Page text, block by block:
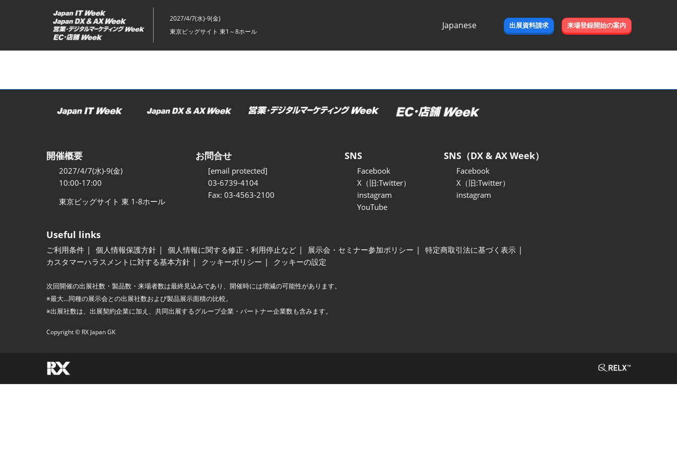
ッ
2027/4/7(水)-9(金)
東京ビッグサイト 東1～8ホール
Japanese
出展資料請求 来場登録開始の案内
開催概要
2027/4/7(水)-9(金)
10:00-17:00
東京ビッグサイト 東 1-8ホール
お問合せ
[email protected]
03-6739-4104
Fax: 03-4563-2100
SNS
Facebook
X（旧:Twitter）
instagram
YouTube
SNS（DX & AX Week）
Facebook
X（旧:Twitter）
instagram
Useful links
ご利用条件 個人情報保護方針 個人情報に関する修正・利用停止など 展示会・セミナー参加ポリシー
特定商取引法に基づく表示
カスタマーハラスメントに対する基本方針
クッキーポリシー クッキーの設定
次回開催の出展社数・製品数・来場者数は最終見込みであり、開催時には増減の可能性があります。
※最大…同種の展示会との出展社数および製品展示面積の比較。
※出展社数は、出展契約企業に加え、共同出展するグループ企業・パートナー企業数も含みます。
Copyright © RX Japan GK